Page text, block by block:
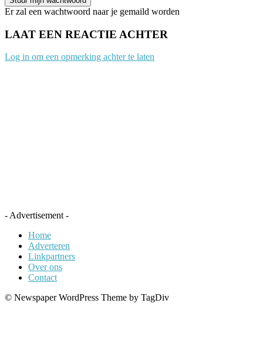
Er zal een wachtwoord naar je gemaild worden
LAAT EEN REACTIE ACHTER
Log in om een opmerking achter te laten
- Advertisement -
Home
Adverteren
Linkpartners
Over ons
Contact
© Newspaper WordPress Theme by TagDiv